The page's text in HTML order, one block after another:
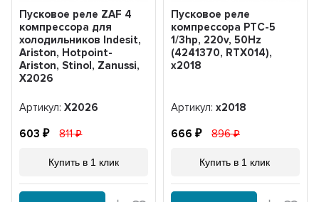
Пусковое реле ZAF 4
компрессора для
холодильников Indesit,
Ariston, Hotpoint-
Ariston, Stinol, Zanussi,
X2026
Артикул:X2026
603 811
Купить в 1 клик
Пусковое реле
компрессора РТС-5
1/3hp, 220v, 50Hz
(4241370, RTX014),
x2018
Артикул: x2018
666 896
Купить в 1 клик